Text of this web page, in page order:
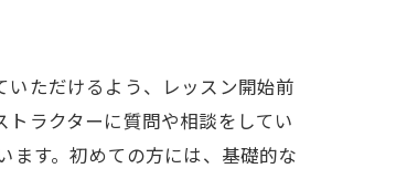
ただけるよう、レッスン開始前
ラクターに質問や相談をしてい
ます。初めての方には、基礎的な